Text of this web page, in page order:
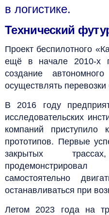
в логистике.
Технический
Проект беспилотного
ещё в начале 2010-х
создание
осуществлять перевозки
В 2016 году
исследовательских
компаний приступило
прототипов. Первые
закрытых
самостоятельно
останавливаться при
Летом 2023 года на